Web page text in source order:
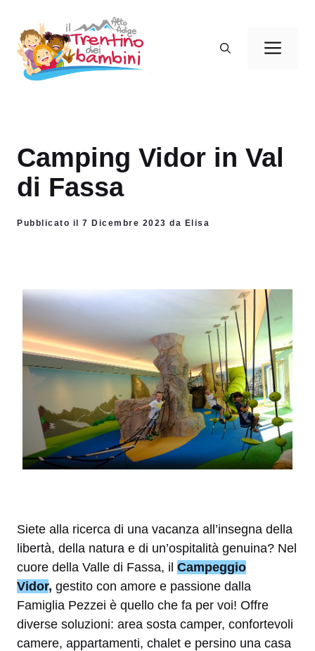
contenuto
Camping Vidor in Val
di Fassa
Pubblicato il 7 Dicembre 2023 da Elisa
Siete alla ricerca di una vacanza all’insegna della
libertà, della natura e di un’ospitalità genuina? Nel
cuore della Valle di Fassa, il Campeggio
Vidor, gestito con amore e passione dalla
Famiglia Pezzei è quello che fa per voi! Offre
diverse soluzioni: area sosta camper, confortevoli
camere, appartamenti, chalet e persino una casa